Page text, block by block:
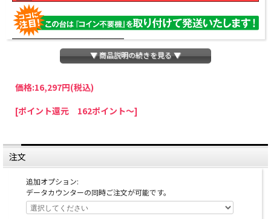
パチスロわっしょいでは、全ての台に「コイン不要機」を無料で取り付けて発送さ
せていただいております。コイン不要機をご利用になられますと、コインが必要な
ていただきましたら、ご注文価格より2000円引きいたします。
※在庫切れの台でも入荷している場合がありますので、電話かメールにてお問い合
わせ下さい。
▼ 商品説明の続きを見る ▼
価格:16,297円(税込)
[ポイント還元 162ポイント～]
注文
追加オプション:
データカウンターの同時ご注文が可能です。